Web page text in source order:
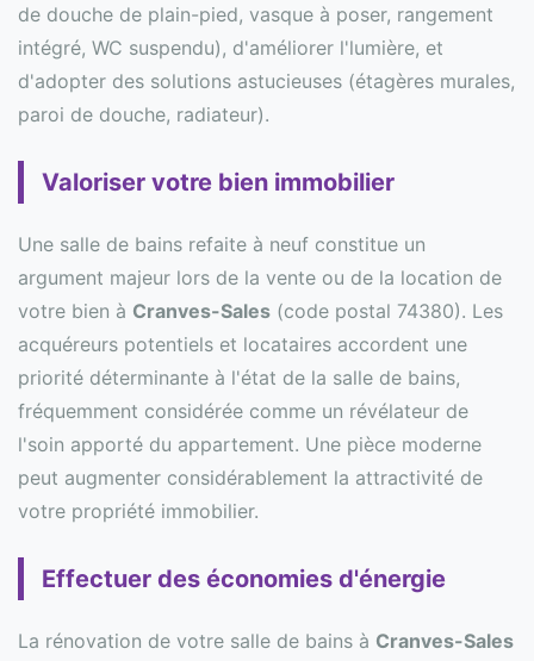
de douche de plain-pied, vasque à poser, rangement
intégré, WC suspendu), d'améliorer l'lumière, et
d'adopter des solutions astucieuses (étagères murales,
paroi de douche, radiateur).
Valoriser votre bien immobilier
Une salle de bains refaite à neuf constitue un
argument majeur lors de la vente ou de la location de
votre bien à Cranves-Sales (code postal 74380). Les
acquéreurs potentiels et locataires accordent une
priorité déterminante à l'état de la salle de bains,
fréquemment considérée comme un révélateur de
l'soin apporté du appartement. Une pièce moderne
peut augmenter considérablement la attractivité de
votre propriété immobilier.
Effectuer des économies d'énergie
La rénovation de votre salle de bains à Cranves-Sales